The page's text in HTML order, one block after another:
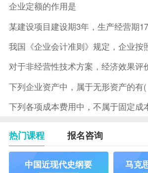
企业定额的作用是
下列企业资产中，属于无形资产的
下列各项成本费用中，不属于固定成
热门课程 报名咨询
中国近现代史纲要 马克